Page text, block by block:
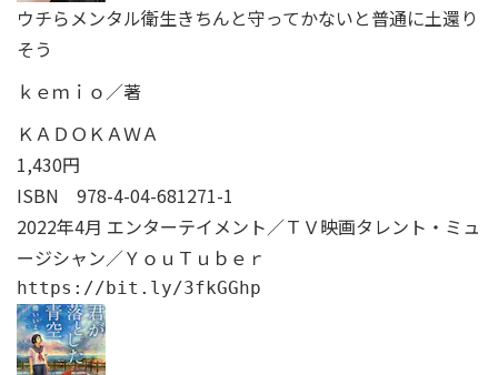
ウチらメンタル衛生きちんと守ってかないと普通に土還り
そう
ｋｅｍｉｏ／著
ＫＡＤＯＫＡＷＡ
1,430円
ISBN 978-4-04-681271-1
2022年4月 エンターテイメント／ＴＶ映画タレント・ミュ
ージシャン／ＹｏｕＴｕｂｅｒ
https://bit.ly/3fkGGhp